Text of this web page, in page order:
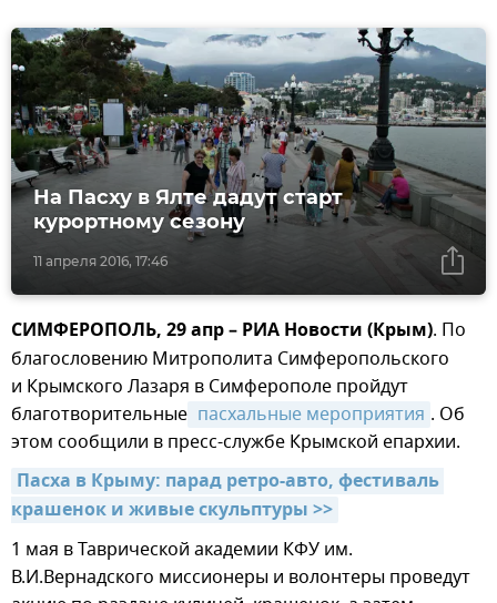
11 апреля 2016, 17:46
На Пасху в Ялте дадут старт
курортному сезону
СИМФЕРОПОЛЬ, 29 апр – РИА Новости (Крым). По
благословению Митрополита Симферопольского
и Крымского Лазаря в Симферополе пройдут
благотворительные пасхальные мероприятия . Об
этом сообщили в пресс-службе Крымской епархии.
Пасха в Крыму: парад ретро-авто, фестиваль
крашенок и живые скульптуры >>
1 мая в Таврической академии КФУ им.
В.И.Вернадского миссионеры и волонтеры проведут